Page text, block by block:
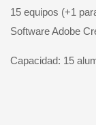
15 equipos (+1
Software Adobe
Capacidad: 15